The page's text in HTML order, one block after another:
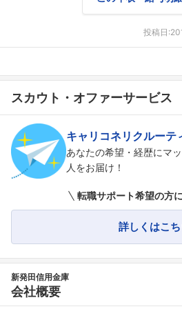
フォローし
投稿日:
スカウト・オファーサービス
キャリコネリクルーテ
あなたの希望・経歴にマ
人をお届け！
転職サポート希望の方
詳しくはこ
新発田信用金庫
会社概要